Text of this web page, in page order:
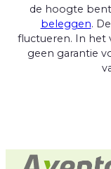
de hoogte
beleggen.
fluctueren. In het
geen garantie